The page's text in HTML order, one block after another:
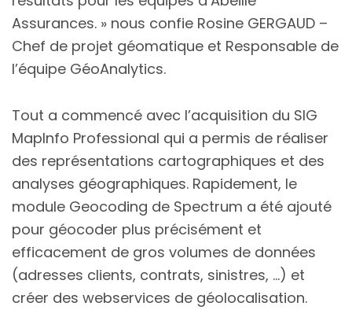
Assurances. » nous confie Rosine GERGAUD –
Chef de projet géomatique et Responsable de
l’équipe GéoAnalytics.
Tout a commencé avec l’acquisition du SIG
MapInfo Professional qui a permis de réaliser
des représentations cartographiques et des
analyses géographiques. Rapidement, le
module Geocoding de Spectrum a été ajouté
pour géocoder plus précisément et
efficacement de gros volumes de données
(adresses clients, contrats, sinistres, …) et
créer des webservices de géolocalisation.